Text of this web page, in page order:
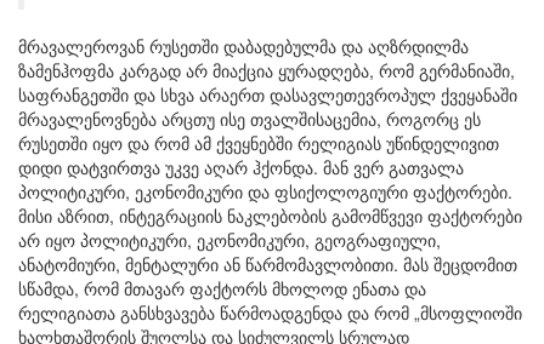
მრავალეროვან რუსეთში დაბადებულმა და აღზრდილმა
ზამენჰოფმა კარგად არ მიაქცია ყურადღება, რომ გერმანიაში,
საფრანგეთში და სხვა არაერთ დასავლეთევროპულ ქვეყანაში
მრავალენოვნება არცთუ ისე თვალშისაცემია, როგორც ეს
რუსეთში იყო და რომ ამ ქვეყნებში რელიგიას უწინდელივით
დიდი დატვირთვა უკვე აღარ ჰქონდა. მან ვერ გათვალა
პოლიტიკური, ეკონომიკური და ფსიქოლოგიური ფაქტორები.
მისი აზრით, ინტეგრაციის ნაკლებობის გამომწვევი ფაქტორები
არ იყო პოლიტიკური, ეკონომიკური, გეოგრაფიული,
ანატომიური, მენტალური ან წარმომავლობითი. მას შეცდომით
სწამდა, რომ მთავარ ფაქტორს მხოლოდ ენათა და
რელიგიათა განსხვავება წარმოადგენდა და რომ „მსოფლიოში
ხალხთაშორის შუღლსა და სიძულვილს სრულად